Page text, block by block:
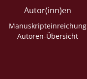
Autor(inn)en
Manuskripteinreichung
Autoren-Übersicht